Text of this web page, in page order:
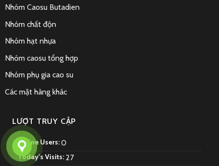
Nhóm Caosu Butadien
Nhóm chất độn
Nhóm hạt nhựa
Nhóm caosu tổng hợp
Nhóm phụ gia cao su
Các mặt hàng khác
LƯỢT TRUY CẬP
Online Users:0
Today's Visits: 27